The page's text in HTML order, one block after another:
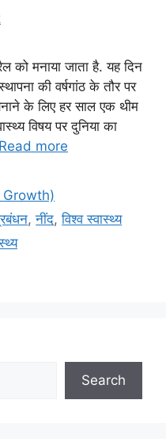
को मनाया जाता है. यह दिन
की वर्षगांठ के तौर पर
के लिए हर साल एक थीम
विषय पर दुनिया का
Read more
Growth)
,नींद,विश्व स्वास्थ्य
Search